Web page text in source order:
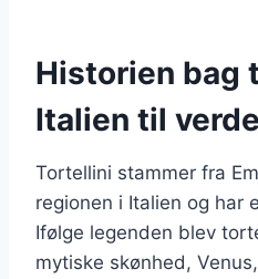
Historien bag
Italien til
Tortellini stammer fra
regionen i Italien og har
Ifølge legenden blev
mytiske skønhed,